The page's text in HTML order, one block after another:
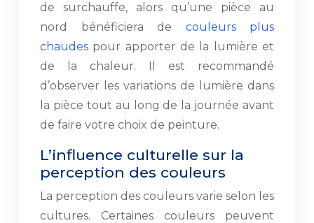
de surchauffe, alors qu’une pièce au
nord bénéficiera de couleurs plus
chaudes pour apporter de la lumière et
de la chaleur. Il est recommandé
d’observer les variations de lumière dans
la pièce tout au long de la journée avant
de faire votre choix de peinture.
L’influence culturelle sur la
perception des couleurs
La perception des couleurs varie selon les
cultures. Certaines couleurs peuvent